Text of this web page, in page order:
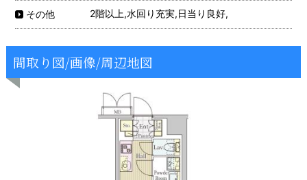
その他 2階以上,水回り充実,日当り良好,
間取り図/画像/周辺地図